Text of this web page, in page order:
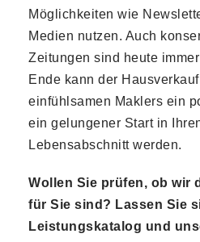
Möglichkeiten wie
Medien nutzen. Auch
Zeitungen sind heute
Ende kann der
einfühlsamen Maklers ein
ein gelungener Start in
Lebensabschnitt werden.
Wollen Sie prüfen, ob wir
für Sie sind? Lassen Sie
Leistungskatalog und